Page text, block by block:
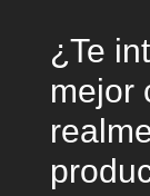
¿Te
mejor